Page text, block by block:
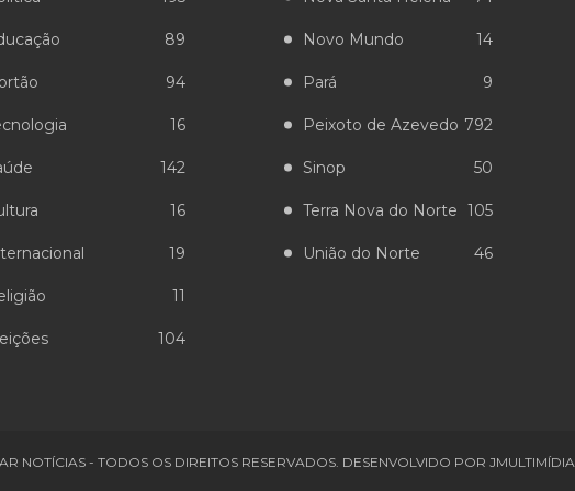
89
94
16
142
16
19
11
104
Novo Mundo 14
Pará 9
Peixoto de Azevedo 792
Sinop 50
Terra Nova do Norte 105
União do Norte 46
NOTÍCIAS - TODOS OS DIREITOS RESERVADOS. DESENVOLVIDO POR JMULTIMÍDIA